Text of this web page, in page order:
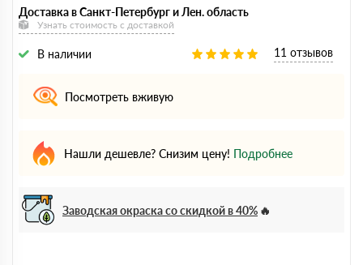
Доставка в Санкт-Петербург и Лен. область
Узнать стоимость с доставкой
В наличии 11 отзывов
Посмотреть вживую
Нашли дешевле? Снизим цену! Подробнее
Заводская окраска со скидкой в 40%